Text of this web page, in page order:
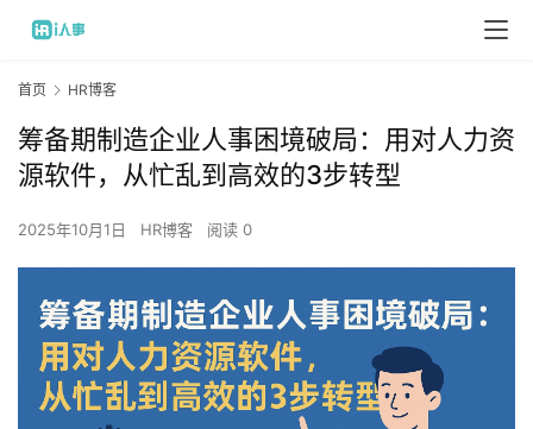
首页 HR博客
筹备期制造企业人事困境破局：用对人力资
源软件，从忙乱到高效的3步转型
2025年10月1日 HR博客 阅读 0